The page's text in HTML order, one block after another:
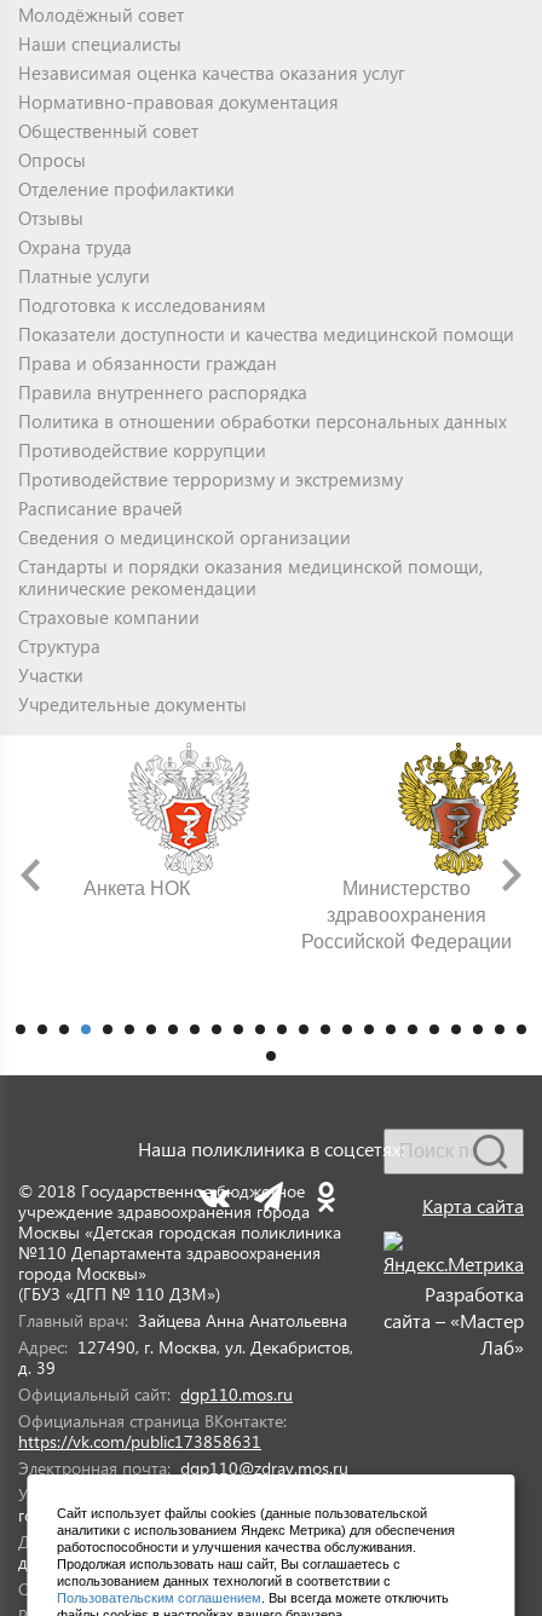
Сайт использует файлы cookies (данные пользовательской
аналитики с использованием Яндекс Метрика) для обеспечения
работоспособности и улучшения качества обслуживания.
Продолжая использовать наш сайт, Вы соглашаетесь с
использованием данных технологий в соответствии с
Пользовательским соглашением . Вы всегда можете отключить
Молодёжный совет
Наши специалисты
Независимая оценка качества оказания услуг
Нормативно-правовая документация
Общественный совет
Опросы
Отделение профилактики
Отзывы
Охрана труда
Платные услуги
Подготовка к исследованиям
Показатели доступности и качества медицинской помощи
Права и обязанности граждан
Правила внутреннего распорядка
Политика в отношении обработки персональных данных
Противодействие коррупции
Противодействие терроризму и экстремизму
Расписание врачей
Сведения о медицинской организации
Стандарты и порядки оказания медицинской помощи,
клинические рекомендации
Страховые компании
Структура
Участки
Учредительные документы
Анкета НОК
Министерство
здравоохранения
Российской Федерации
© 2018 Государственное бюджетное
учреждение здравоохранения города
Москвы «Детская городская поликлиника
№110 Департамента здравоохранения
города Москвы»
(ГБУЗ «ДГП № 110 ДЗМ»)
Главный врач: Зайцева Анна Анатольевна
Адрес: 127490, г. Москва, ул. Декабристов,
д. 39
Официальный сайт: dgp110.mos.ru
Официальная страница ВКонтакте:
https://vk.com/public173858631
Электронная почта: dgp110@zdrav.mos.ru
Учредитель:
города Москвы
Дата государственной регистрации: 25
декабря 1997 года
ОГРН 1027700497703
Наша поликлиника в соцсетях:
Карта сайта
Разработка
сайта – «Мастер
Лаб»